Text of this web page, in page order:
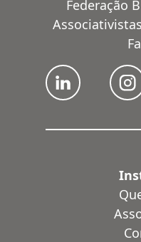
Federação